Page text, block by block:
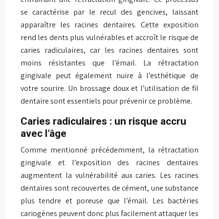
se caractérise par le recul des gencives, laissant
apparaître les racines dentaires. Cette exposition
rend les dents plus vulnérables et accroît le risque de
caries radiculaires, car les racines dentaires sont
moins résistantes que l’émail. La rétractation
gingivale peut également nuire à l’esthétique de
votre sourire. Un brossage doux et l’utilisation de fil
dentaire sont essentiels pour prévenir ce problème.
Caries radiculaires : un risque accru
avec l’âge
Comme mentionné précédemment, la rétractation
gingivale et l’exposition des racines dentaires
augmentent la vulnérabilité aux caries. Les racines
dentaires sont recouvertes de cément, une substance
plus tendre et poreuse que l’émail. Les bactéries
cariogènes peuvent donc plus facilement attaquer les